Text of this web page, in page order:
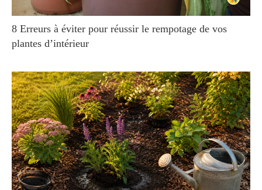
8 Erreurs à éviter pour réussir le rempotage de vos
plantes d’intérieur